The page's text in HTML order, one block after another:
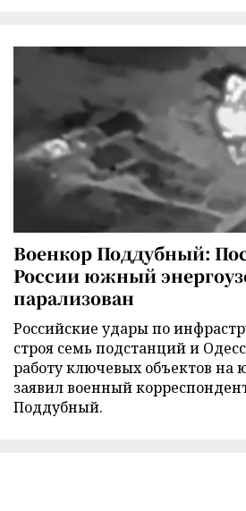
Военкор Поддубный:
России южный
парализован
Российские удары по
строя семь подстанций и
работу ключевых объектов на
заявил военный
Поддубный.